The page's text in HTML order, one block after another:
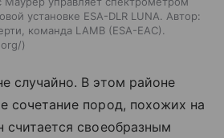
установке ESA-DLR LUNA. Автор:
команда LAMB (ESA-EAC).
случайно. В этом районе
сочетание пород, похожих на
считается своеобразным